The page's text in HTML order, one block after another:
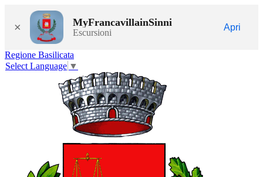
× MyFrancavillainSinni
Escursioni
Apri
Regione Basilicata
Select Language ▼